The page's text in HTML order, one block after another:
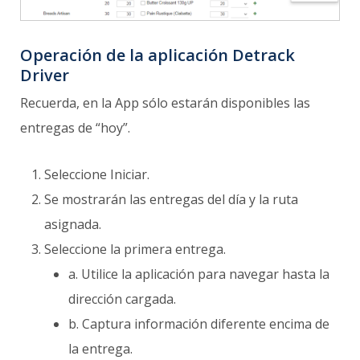
Operación de la aplicación Detrack
Driver
Recuerda, en la App sólo estarán disponibles las
entregas de “hoy”.
Seleccione Iniciar.
Se mostrarán las entregas del día y la ruta
asignada.
Seleccione la primera entrega.
a. Utilice la aplicación para navegar hasta la
dirección cargada.
b. Captura información diferente encima de
la entrega.